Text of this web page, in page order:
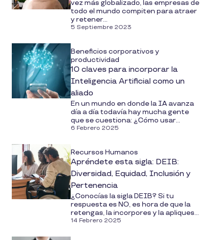
vez más globalizado, las empresas de
todo el mundo compiten para atraer
y retener...
5 Septiembre 2023
Beneficios corporativos y
productividad
10 claves para incorporar la
Inteligencia Artificial como un
aliado
En un mundo en donde la IA avanza
día a día todavía hay mucha gente
que se cuestiona: ¿Cómo usar...
6 Febrero 2025
Recursos Humanos
Apréndete esta sigla: DEIB:
Diversidad, Equidad, Inclusión y
Pertenencia
¿Conocías la sigla DEIB? Si tu
respuesta es NO, es hora de que la
retengas, la incorpores y la apliques...
14 Febrero 2025